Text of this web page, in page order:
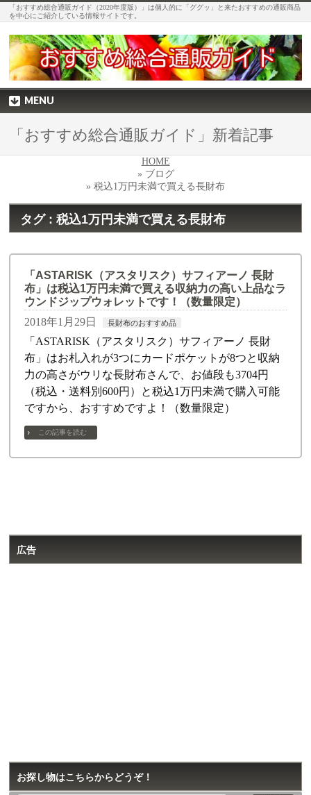
「おすすめ総合通販ガイド（2020年度版）」は個人的に「ググッ」と来たおすすめの通販商品
を中心にご紹介している情報サイトです。
MENU
「おすすめ総合通販ガイド」新着記事
HOME
» ブログ
» 税込1万円未満で買える長財布
タグ : 税込1万円未満で買える長財布
「ASTARISK（アスタリスク）サフィアーノ 長財
布」は税込1万円未満で買える収納力の高い上品なラ
ウンドジップウォレットです！（数量限定）
2018年1月29日
長財布のおすすめ品
「ASTARISK（アスタリスク）サフィアーノ 長財
布」はお札入れが3つにカードポケットが8つと収納
力の高さがウリな長財布さんで、お値段も3704円
（税込・送料別600円）と税込1万円未満で購入可能
ですから、おすすめですよ！（数量限定）
この記事を読む
広告
お探し物はこちらからどうぞ！